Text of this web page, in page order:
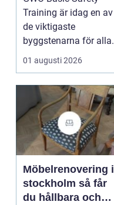
en
Training är idag en av
de viktigaste
byggstenarna för alla
som vill arbet...
01 augusti 2026
Möbelrenovering i
stockholm så får
du hållbara och